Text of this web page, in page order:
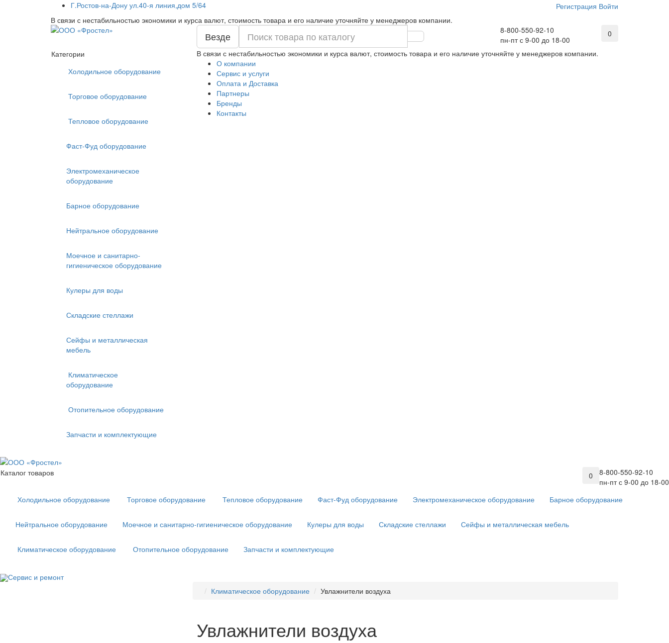
Регистрация Войти
Г.Ростов-на-Дону ул.40-я линия,дом 5/64
В связи с нестабильностью экономики и курса валют, стоимость товара и его наличие уточняйте у менеджеров компании.
8-800-550-92-10
пн-пт с 9-00 до 18-00
0
Везде
В связи с нестабильностью экономики и курса валют, стоимость товара и его наличие уточняйте у менеджеров компании.
О компании
Сервис и услуги
Оплата и Доставка
Партнеры
Бренды
Контакты
Категории
Холодильное оборудование
Торговое оборудование
Тепловое оборудование
Фаст-Фуд оборудование
Электромеханическое
оборудование
Барное оборудование
Нейтральное оборудование
Моечное и санитарно-
гигиеническое оборудование
Кулеры для воды
Складские стеллажи
Сейфы и металлическая
мебель
Климатическое
оборудование
Отопительное оборудование
Запчасти и комплектующие
8-800-550-92-10
пн-пт с 9-00 до 18-00
0
Каталог товаров
Холодильное оборудование Торговое оборудование Тепловое оборудование Фаст-Фуд оборудование Электромеханическое оборудование Барное оборудование
Нейтральное оборудование Моечное и санитарно-гигиеническое оборудование Кулеры для воды Складские стеллажи Сейфы и металлическая мебель
Климатическое оборудование Отопительное оборудование Запчасти и комплектующие
Сервис и ремонт
Климатическое оборудование
Увлажнители воздуха
Увлажнители воздуха